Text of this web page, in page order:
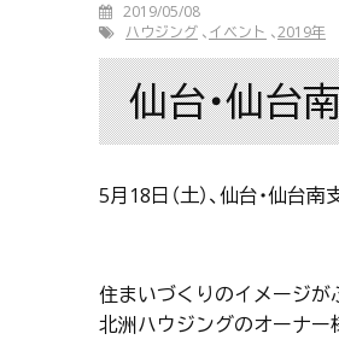
2019/05/08
ハウジング イベント 2019年
仙台・仙台
5月18日（土）、仙台・仙台
住まいづくりのイメージが
北洲ハウジングのオーナー